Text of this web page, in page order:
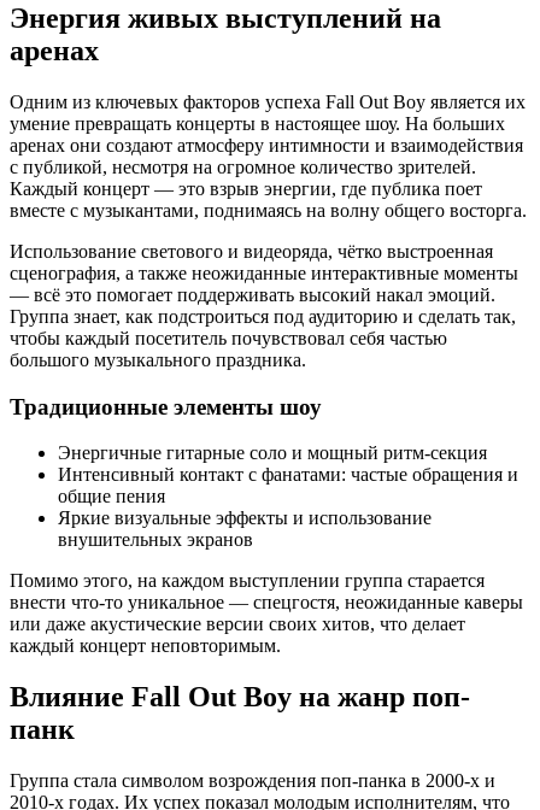
Энергия живых выступлений на
аренах
Одним из ключевых факторов успеха Fall Out Boy является их
умение превращать концерты в настоящее шоу. На больших
аренах они создают атмосферу интимности и взаимодействия
с публикой, несмотря на огромное количество зрителей.
Каждый концерт — это взрыв энергии, где публика поет
вместе с музыкантами, поднимаясь на волну общего восторга.
Использование светового и видеоряда, чётко выстроенная
сценография, а также неожиданные интерактивные моменты
— всё это помогает поддерживать высокий накал эмоций.
Группа знает, как подстроиться под аудиторию и сделать так,
чтобы каждый посетитель почувствовал себя частью
большого музыкального праздника.
Традиционные элементы шоу
Энергичные гитарные соло и мощный ритм-секция
Интенсивный контакт с фанатами: частые обращения и
общие пения
Яркие визуальные эффекты и использование
внушительных экранов
Помимо этого, на каждом выступлении группа старается
внести что-то уникальное — спецгостя, неожиданные каверы
или даже акустические версии своих хитов, что делает
каждый концерт неповторимым.
Влияние Fall Out Boy на жанр поп-
панк
Группа стала символом возрождения поп-панка в 2000-х и
2010-х годах. Их успех показал молодым исполнителям, что